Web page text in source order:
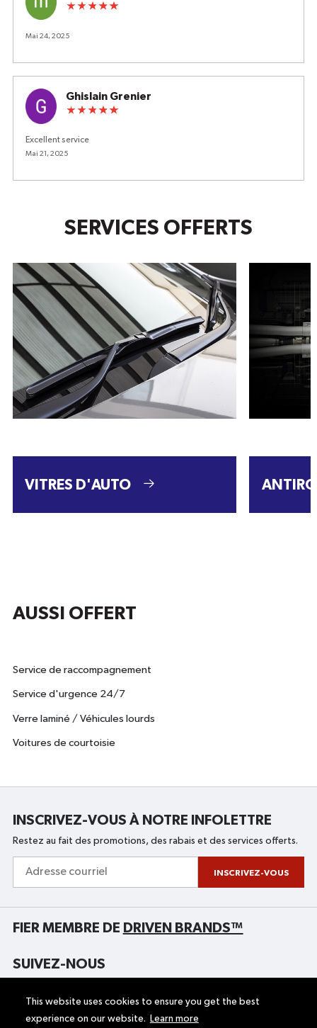
This website uses cookies to ensure you get the best
experience on our website.
Learn more
Mai 24, 2025
Ghislain Grenier
Excellent service
Mai 21, 2025
SERVICES OFFERTS
VITRES D'AUTO
AUSSI OFFERT
Service de raccompagnement
Service d'urgence 24/7
Verre laminé / Véhicules lourds
Voitures de courtoisie
INSCRIVEZ-VOUS À NOTRE INFOLETTRE
Restez au fait des promotions, des rabais et des services offerts.
courriel
INSCRIVEZ-VOUS
FIER MEMBRE DE DRIVEN BRANDS™
SUIVEZ-NOUS